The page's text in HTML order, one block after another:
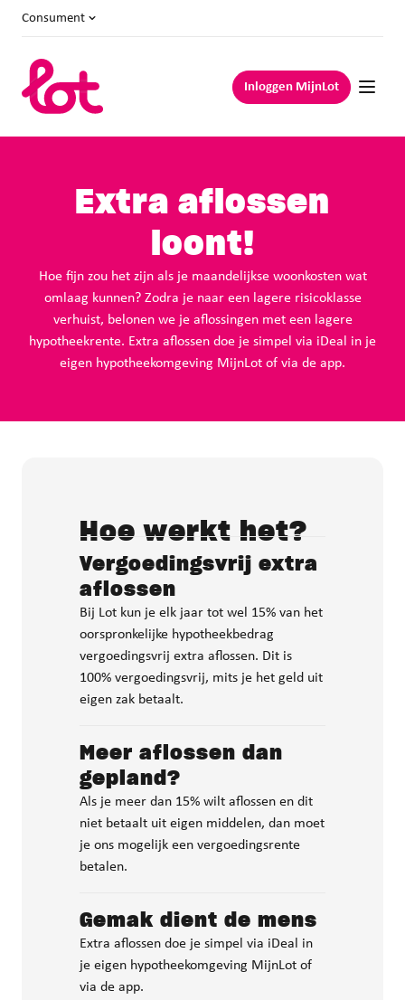
Consument
Inloggen MijnLot
Extra aflossen
loont!
Hoe fijn zou het zijn als je maandelijkse woonkosten wat
omlaag kunnen? Zodra je naar een lagere risicoklasse
verhuist, belonen we je aflossingen met een lagere
hypotheekrente. Extra aflossen doe je simpel via iDeal in je
eigen hypotheekomgeving MijnLot of via de app.
Hoe werkt het?
Vergoedingsvrij extra
aflossen
Bij Lot kun je elk jaar tot wel 15% van het
oorspronkelijke hypotheekbedrag
vergoedingsvrij extra aflossen. Dit is
100% vergoedingsvrij, mits je het geld uit
eigen zak betaalt.
Meer aflossen dan
gepland?
Als je meer dan 15% wilt aflossen en dit
niet betaalt uit eigen middelen, dan moet
je ons mogelijk een vergoedingsrente
betalen.
Gemak dient de mens
Extra aflossen doe je simpel via iDeal in
je eigen hypotheekomgeving MijnLot of
via de app.